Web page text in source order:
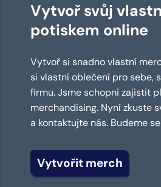
Vytvoř svůj
potiskem online
Vytvoř si snadno vlastní
si vlastní oblečení pro sebe,
firmu. Jsme schopni zajistit
merchandising. Nyní zkuste
a kontaktujte nás. Budeme
Vytvořit merch